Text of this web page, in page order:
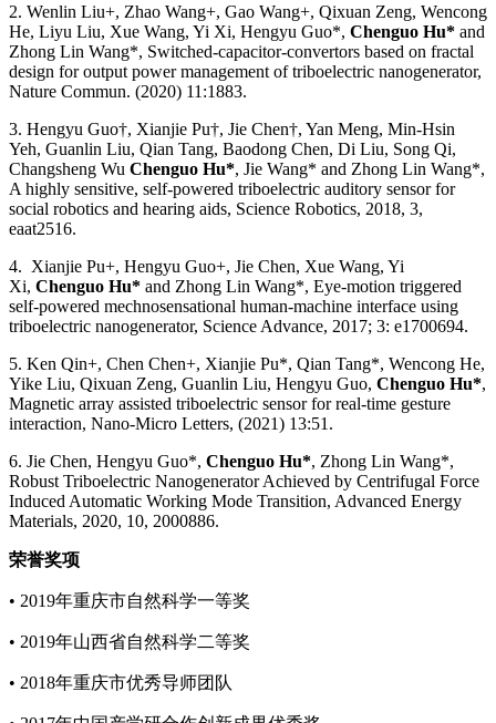
2. Wenlin Liu+, Zhao Wang+, Gao Wang+, Qixuan Zeng, Wencong
He, Liyu Liu, Xue Wang, Yi Xi, Hengyu Guo*, Chenguo Hu* and
Zhong Lin Wang*, Switched-capacitor-convertors based on fractal
design for output power management of triboelectric nanogenerator,
Nature Commun. (2020) 11:1883.
3. Hengyu Guo†, Xianjie Pu†, Jie Chen†, Yan Meng, Min-Hsin
Yeh, Guanlin Liu, Qian Tang, Baodong Chen, Di Liu, Song Qi,
Changsheng Wu Chenguo Hu*, Jie Wang* and Zhong Lin Wang*,
A highly sensitive, self-powered triboelectric auditory sensor for
social robotics and hearing aids, Science Robotics, 2018, 3,
eaat2516.
4. Xianjie Pu+, Hengyu Guo+, Jie Chen, Xue Wang, Yi
Xi, Chenguo Hu* and Zhong Lin Wang*, Eye-motion triggered
self-powered mechnosensational human-machine interface using
triboelectric nanogenerator, Science Advance, 2017; 3: e1700694.
5. Ken Qin+, Chen Chen+, Xianjie Pu*, Qian Tang*, Wencong He,
Yike Liu, Qixuan Zeng, Guanlin Liu, Hengyu Guo, Chenguo Hu*,
Magnetic array assisted triboelectric sensor for real-time gesture
interaction, Nano-Micro Letters, (2021) 13:51.
6. Jie Chen, Hengyu Guo*, Chenguo Hu*, Zhong Lin Wang*,
Robust Triboelectric Nanogenerator Achieved by Centrifugal Force
Induced Automatic Working Mode Transition, Advanced Energy
Materials, 2020, 10, 2000886.
荣誉奖项
• 2019年重庆市自然科学一等奖
• 2019年山西省自然科学二等奖
• 2018年重庆市优秀导师团队